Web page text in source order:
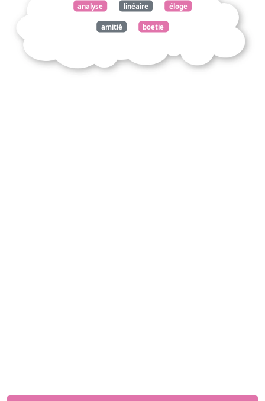
analyse linéaire éloge
amitié boetie